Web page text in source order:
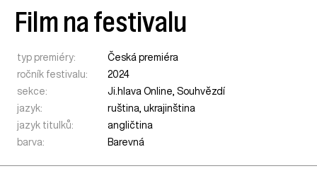
Film na festivalu
typ premiéry:
Česká premiéra
ročník festivalu:
2024
sekce:
Ji.hlava Online,Souhvězdí
jazyk:
ruština, ukrajinština
jazyk titulků:
angličtina
barva:
Barevná